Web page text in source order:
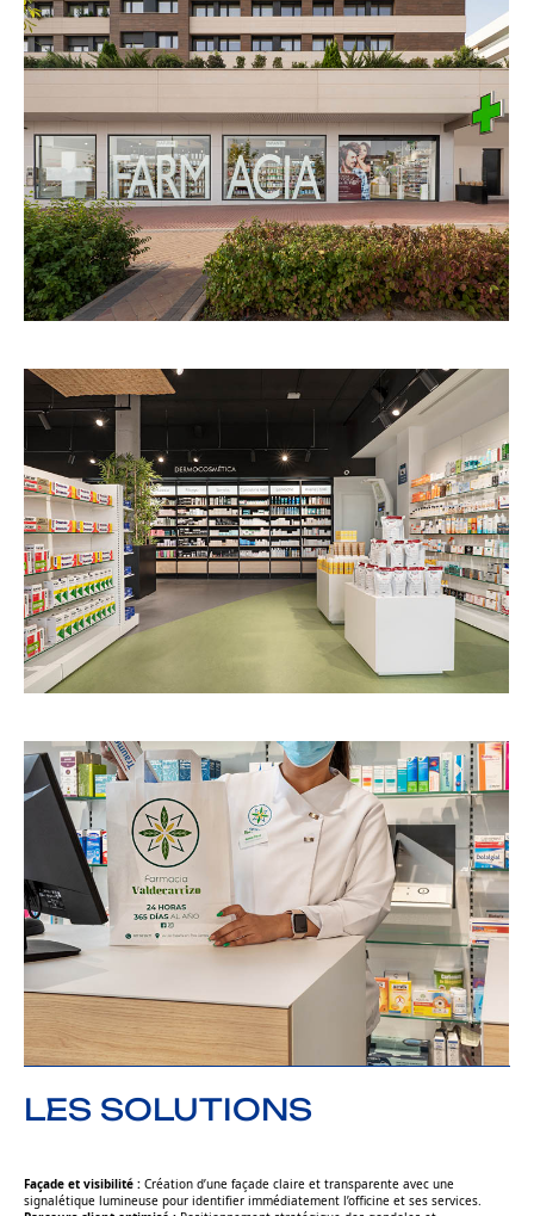
LES SOLUTIONS
Façade et visibilité : Création d’une façade claire et transparente avec une
signalétique lumineuse pour identifier immédiatement l’officine et ses services.